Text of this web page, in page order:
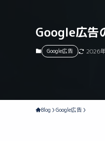
Google広告
Google広告 2026
Blog Google広告